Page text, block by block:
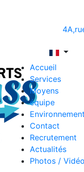
Accueil
Services
Moyens
équipe
Environnement
Contact
Recrutement
Actualités
Photos /